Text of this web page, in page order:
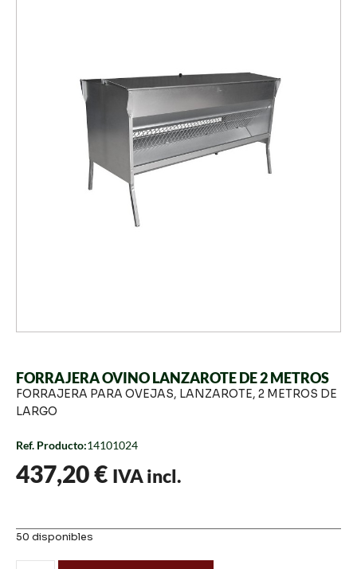
FORRAJERA OVINO LANZAROTE DE 2 METROS
FORRAJERA PARA OVEJAS, LANZAROTE, 2 METROS DE
LARGO
Ref. Producto:14101024
437,20€ IVA incl.
50 disponibles